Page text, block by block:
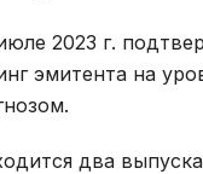
2023 г.
эмитента на
два выпуска